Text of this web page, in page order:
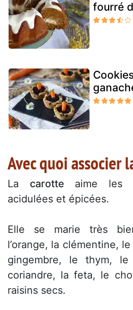
fourré
Avec quoi associer
La carotte aime les
acidulées et épicées.
Elle se marie très
l’orange, la clémentine,
gingembre, le thym,
coriandre, la feta, le
raisins secs.